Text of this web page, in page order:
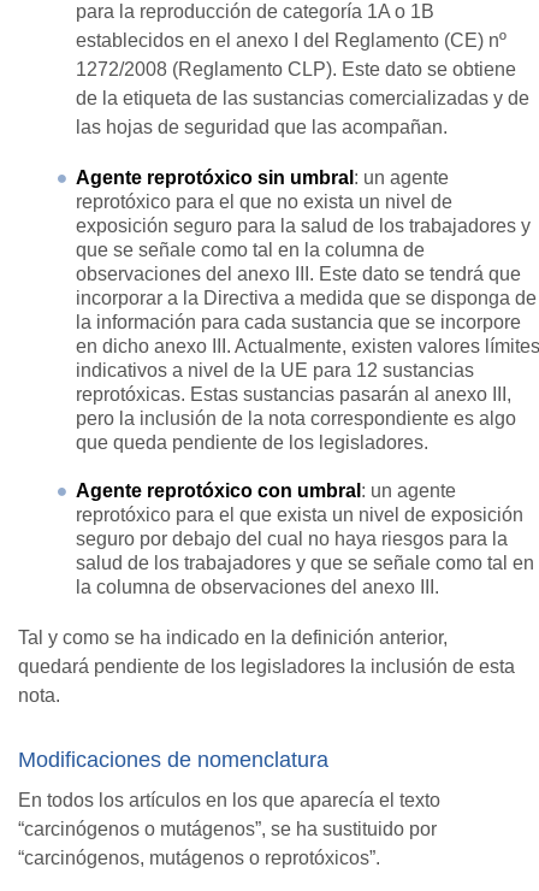
para la reproducción de categoría 1A o 1B
establecidos en el anexo I del Reglamento (CE) nº
1272/2008 (Reglamento CLP). Este dato se obtiene
de la etiqueta de las sustancias comercializadas y de
las hojas de seguridad que las acompañan.
Agente reprotóxico sin umbral : un agente
reprotóxico para el que no exista un nivel de
exposición seguro para la salud de los trabajadores y
que se señale como tal en la columna de
observaciones del anexo III. Este dato se tendrá que
incorporar a la Directiva a medida que se disponga de
la información para cada sustancia que se incorpore
en dicho anexo III. Actualmente, existen valores límites
indicativos a nivel de la UE para 12 sustancias
reprotóxicas. Estas sustancias pasarán al anexo III,
pero la inclusión de la nota correspondiente es algo
que queda pendiente de los legisladores.
Agente reprotóxico con umbral : un agente
reprotóxico para el que exista un nivel de exposición
seguro por debajo del cual no haya riesgos para la
salud de los trabajadores y que se señale como tal en
la columna de observaciones del anexo III.
Tal y como se ha indicado en la definición anterior,
quedará pendiente de los legisladores la inclusión de esta
nota.
Modificaciones de nomenclatura
En todos los artículos en los que aparecía el texto
“carcinógenos o mutágenos”, se ha sustituido por
“carcinógenos, mutágenos o reprotóxicos”.